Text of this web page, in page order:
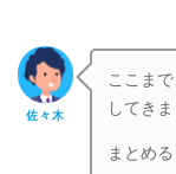
佐々木
ここま
してきま
まとめ